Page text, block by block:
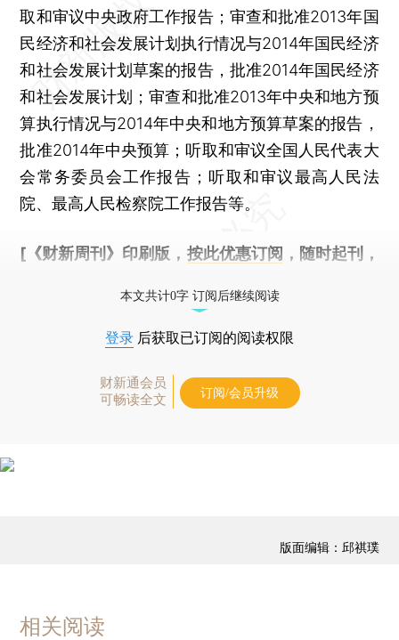
取和审议中央政府工作报告；审查和批准2013年国
民经济和社会发展计划执行情况与2014年国民经济
和社会发展计划草案的报告，批准2014年国民经济
和社会发展计划；审查和批准2013年中央和地方预
算执行情况与2014年中央和地方预算草案的报告，
批准2014年中央预算；听取和审议全国人民代表大
会常务委员会工作报告；听取和审议最高人民法
院、最高人民检察院工作报告等。
[《财新周刊》印刷版， 按此优惠订阅 ，随时起刊，
本文共计0字 订阅后继续阅读
登录 后获取已订阅的阅读权限
财新通会员
可畅读全文
订阅/会员升级
版面编辑：邱祺璞
相关阅读